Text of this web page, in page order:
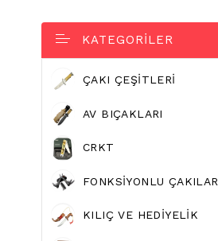
KATEGORILER
ÇAKI ÇEŞITLERI
AV BIÇAKLARI
CRKT
FONKSIYONLU ÇAKILAR
KILIÇ VE HEDIYELIK